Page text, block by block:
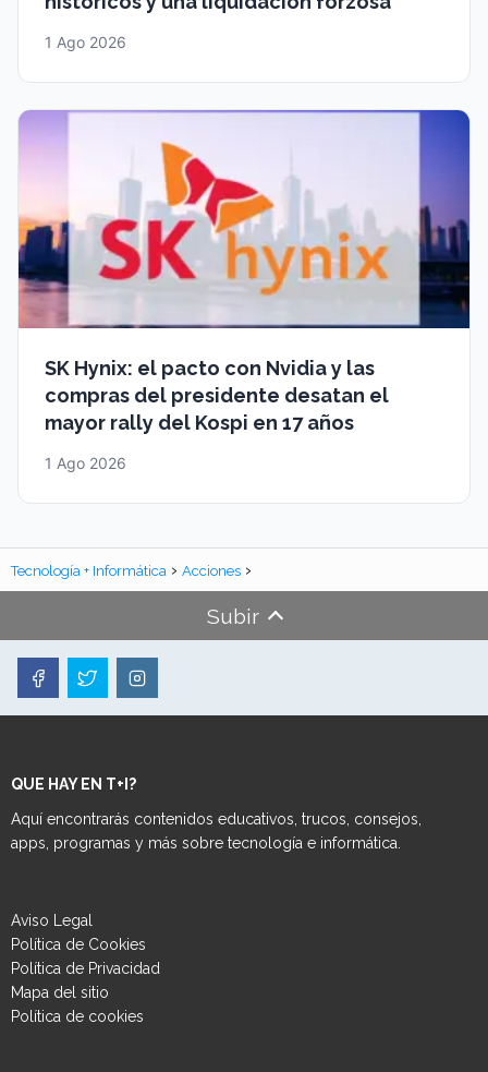
1 Ago 2026
SK Hynix: el pacto con Nvidia y las
compras del presidente desatan el
mayor rally del Kospi en 17 años
1 Ago 2026
Tecnología + Informática Acciones
Subir
QUE HAY EN T+I?
Aquí encontrarás contenidos educativos, trucos, consejos,
apps, programas y más sobre tecnología e informática.
Aviso Legal
Política de Cookies
Política de Privacidad
Mapa del sitio
Política de cookies